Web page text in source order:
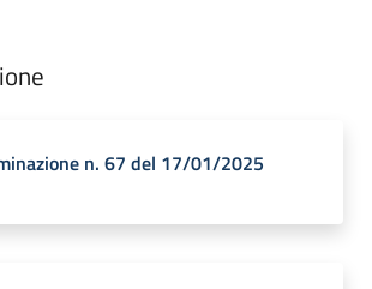
n. 67 del 17/01/2025